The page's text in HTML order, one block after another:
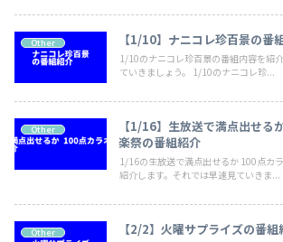
Other 【1/10】ナニコレ珍百景の番
1/10のナニコレ珍百景の番組内容を紹
ていきましょう。 1/10のナニコレ珍...
Other
【1/16】生放送で満点出せる
楽祭の番組紹介
1/16の生放送で満点出せるか 100点カ
紹介します。それでは早速見ていきま...
Other 【2/2】火曜サプライズの番組